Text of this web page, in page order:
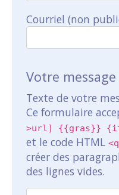
Courriel (non
Votre message
Texte de votre
Ce formulaire
>url] {{gras}}
et le code HTML
créer des
des lignes vides.